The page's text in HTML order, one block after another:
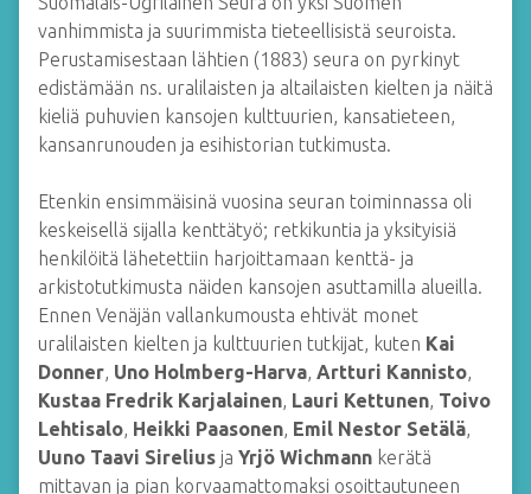
vanhimmista ja suurimmista tieteellisistä seuroista.
Perustamisestaan lähtien (1883) seura on pyrkinyt
edistämään ns. uralilaisten ja altailaisten kielten ja näitä
kieliä puhuvien kansojen kulttuurien, kansatieteen,
kansanrunouden ja esihistorian tutkimusta.
Etenkin ensimmäisinä vuosina seuran toiminnassa oli
keskeisellä sijalla kenttätyö; retkikuntia ja yksityisiä
henkilöitä lähetettiin harjoittamaan kenttä- ja
arkistotutkimusta näiden kansojen asuttamilla alueilla.
Ennen Venäjän vallankumousta ehtivät monet
uralilaisten kielten ja kulttuurien tutkijat, kuten Kai
Donner, Uno Holmberg-Harva, Artturi Kannisto,
Kustaa Fredrik Karjalainen, Lauri Kettunen, Toivo
Lehtisalo, Heikki Paasonen, Emil Nestor Setälä,
Uuno Taavi Sirelius ja Yrjö Wichmann kerätä
mittavan ja pian korvaamattomaksi osoittautuneen